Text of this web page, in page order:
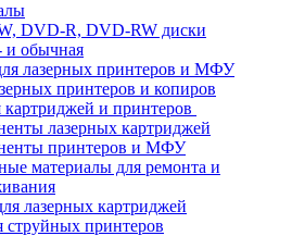
DVD-R, DVD-RW диски
и обычная
лазерных принтеров и МФУ
принтеров и копиров
картриджей и принтеров
лазерных картриджей
принтеров и МФУ
материалы для ремонта и
лазерных картриджей
струйных принтеров